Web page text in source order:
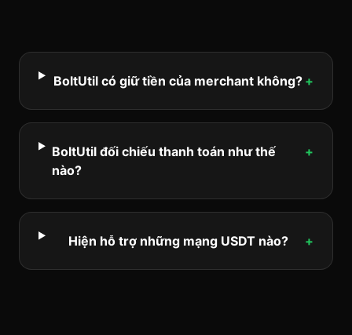
BoltUtil có giữ tiền của merchant không? +
BoltUtil đối chiếu thanh toán như thế
nào?
+
Hiện hỗ trợ những mạng USDT nào? +